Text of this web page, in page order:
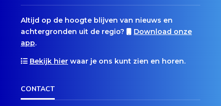
Altijd op de hoogte blijven van nieuws en
achtergronden uit de regio?
Download onze
app.
Bekijk hier waar je ons kunt zien en horen.
CONTACT